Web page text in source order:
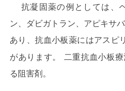
抗凝固薬の例としては、
ン、ダビガトラン、アピキサ
あり、抗血小板薬にはアスピ
があります。 二重抗血小板
る阻害剤。